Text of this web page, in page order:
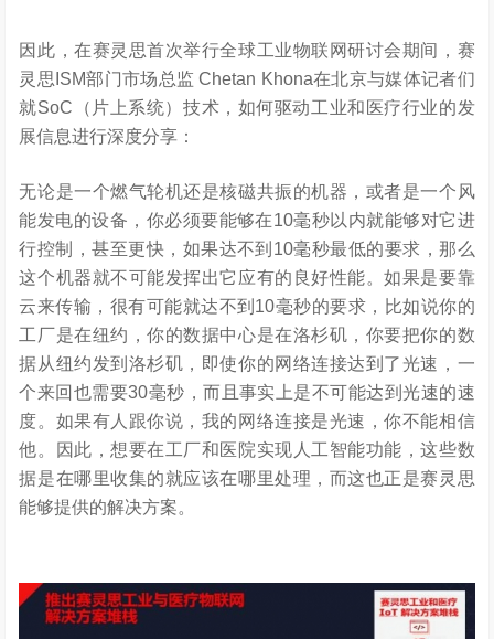
因此，在赛灵思首次举行全球工业物联网研讨会期间，赛
灵思ISM部门市场总监 Chetan Khona在北京与媒体记者们
就SoC（片上系统）技术，如何驱动工业和医疗行业的发
展信息进行深度分享：
无论是一个燃气轮机还是核磁共振的机器，或者是一个风
能发电的设备，你必须要能够在10毫秒以内就能够对它进
行控制，甚至更快，如果达不到10毫秒最低的要求，那么
这个机器就不可能发挥出它应有的良好性能。如果是要靠
云来传输，很有可能就达不到10毫秒的要求，比如说你的
工厂是在纽约，你的数据中心是在洛杉矶，你要把你的数
据从纽约发到洛杉矶，即使你的网络连接达到了光速，一
个来回也需要30毫秒，而且事实上是不可能达到光速的速
度。如果有人跟你说，我的网络连接是光速，你不能相信
他。因此，想要在工厂和医院实现人工智能功能，这些数
据是在哪里收集的就应该在哪里处理，而这也正是赛灵思
能够提供的解决方案。